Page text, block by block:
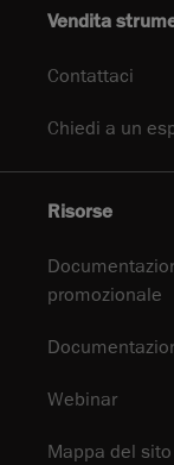
Vendita
Contattaci
Chiedi a un
Risorse
promozionale
Webinar
Mappa del sito